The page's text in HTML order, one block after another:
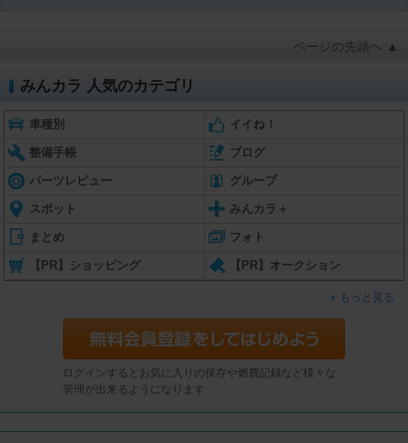
ページの先頭へ ▲
みんカラ 人気のカテゴリ
車種別 イイね！
整備手帳 ブログ
パーツレビュー グループ
スポット みんカラ＋
まとめ フォト
【PR】ショッピング 【PR】オークション
もっと見る
ログインするとお気に入りの保存や燃費記録など様々な
管理が出来るようになります